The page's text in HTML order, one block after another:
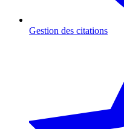
Gestion des citations